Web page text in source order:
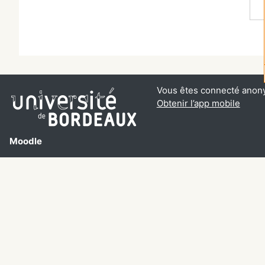
Moodle
Vous êtes connecté
Obtenir l’app mobile